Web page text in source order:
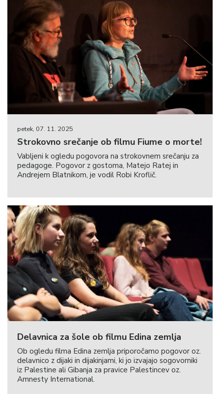
petek, 07. 11. 2025
Strokovno srečanje ob filmu Fiume o morte!
Vabljeni k ogledu pogovora na strokovnem srečanju za
pedagoge. Pogovor z gostoma, Matejo Ratej in
Andrejem Blatnikom, je vodil Robi Kroflič.
Delavnica za šole ob filmu Edina zemlja
Ob ogledu filma Edina zemlja priporočamo pogovor oz.
delavnico z dijaki in dijakinjami, ki jo izvajajo sogovorniki
iz Palestine ali Gibanja za pravice Palestincev oz.
Amnesty International.